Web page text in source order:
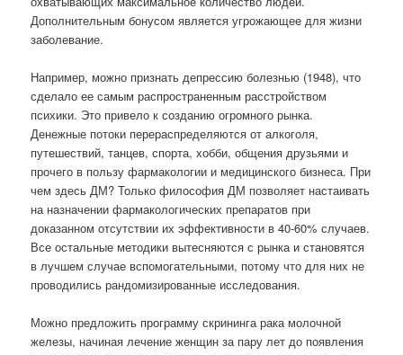
Дополнительным бонусом является угрожающее для жизни
заболевание.
Например, можно признать депрессию болезнью (1948), что
сделало ее самым распространенным расстройством
психики. Это привело к созданию огромного рынка.
Денежные потоки перераспределяются от алкоголя,
путешествий, танцев, спорта, хобби, общения друзьями и
прочего в пользу фармакологии и медицинского бизнеса. При
чем здесь ДМ? Только философия ДМ позволяет настаивать
на назначении фармакологических препаратов при
доказанном отсутствии их эффективности в 40-60% случаев.
Все остальные методики вытесняются с рынка и становятся
в лучшем случае вспомогательными, потому что для них не
проводились рандомизированные исследования.
Можно предложить программу скрининга рака молочной
железы, начиная лечение женщин за пару лет до появления